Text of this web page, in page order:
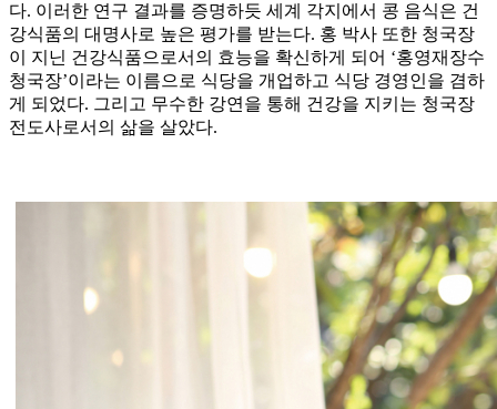
다. 이러한 연구 결과를 증명하듯 세계 각지에서 콩 음식은 건
강식품의 대명사로 높은 평가를 받는다. 홍 박사 또한 청국장
이 지닌 건강식품으로서의 효능을 확신하게 되어 ‘홍영재장수
청국장’이라는 이름으로 식당을 개업하고 식당 경영인을 겸하
게 되었다. 그리고 무수한 강연을 통해 건강을 지키는 청국장
전도사로서의 삶을 살았다.